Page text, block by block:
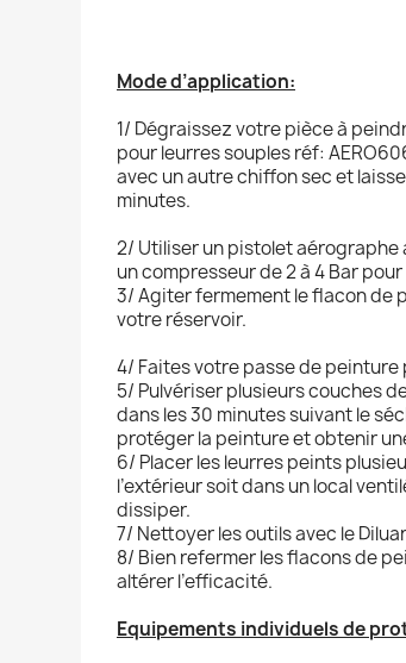
Mode d’application:
1/ Dégraissez votre pièce à
pour leurres souples réf:
avec un autre chiffon sec et
minutes.
2/ Utiliser un pistolet aérographe
un compresseur de 2 à 4 Bar
3/ Agiter fermement le flacon de
votre réservoir.
4/ Faites votre passe de peinture
5/ Pulvériser plusieurs couches
dans les 30 minutes suivant le
protéger la peinture et obtenir
6/ Placer les leurres peints
l’extérieur soit dans un local
dissiper.
7/ Nettoyer les outils avec le
8/ Bien refermer les flacons de
altérer l’efficacité.
Equipements individuels de